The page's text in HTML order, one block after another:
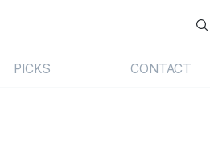
PICKS CONTACT